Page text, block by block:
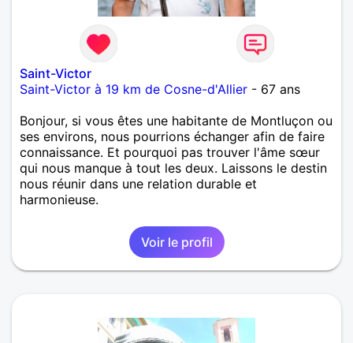
Saint-Victor
Saint-Victor à 19 km de Cosne-d'Allier - 67 ans
Bonjour, si vous êtes une habitante de Montluçon ou
ses environs, nous pourrions échanger afin de faire
connaissance. Et pourquoi pas trouver l'âme sœur
qui nous manque à tout les deux. Laissons le destin
nous réunir dans une relation durable et
harmonieuse.
Voir le profil